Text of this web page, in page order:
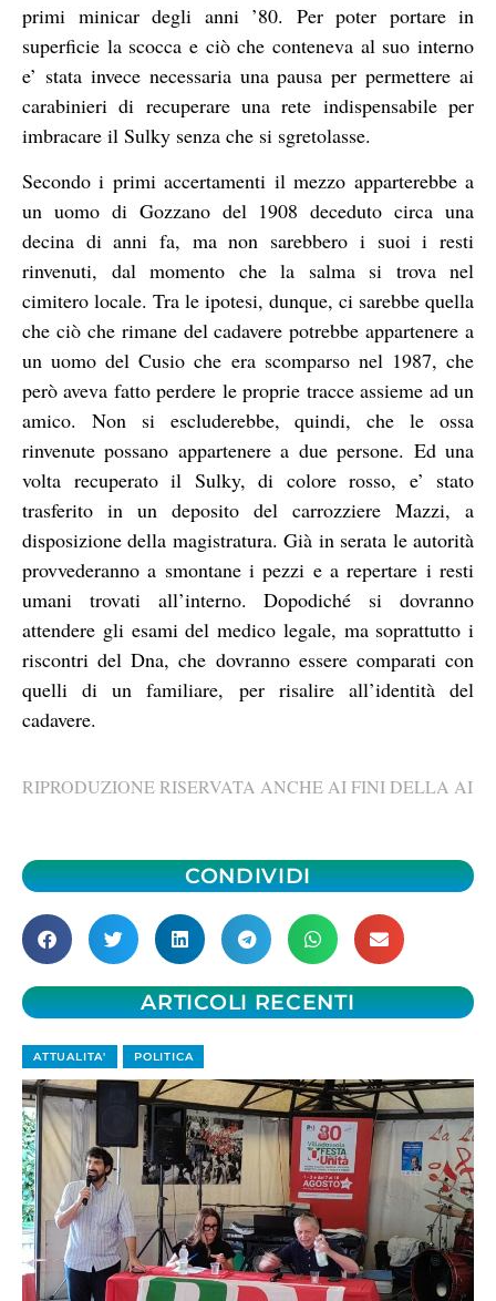
primi minicar degli anni ’80. Per poter portare in
superficie la scocca e ciò che conteneva al suo interno
e’ stata invece necessaria una pausa per permettere ai
carabinieri di recuperare una rete indispensabile per
imbracare il Sulky senza che si sgretolasse.
Secondo i primi accertamenti il mezzo apparterebbe a
un uomo di Gozzano del 1908 deceduto circa una
decina di anni fa, ma non sarebbero i suoi i resti
rinvenuti, dal momento che la salma si trova nel
cimitero locale. Tra le ipotesi, dunque, ci sarebbe quella
che ciò che rimane del cadavere potrebbe appartenere a
un uomo del Cusio che era scomparso nel 1987, che
però aveva fatto perdere le proprie tracce assieme ad un
amico. Non si escluderebbe, quindi, che le ossa
rinvenute possano appartenere a due persone. Ed una
volta recuperato il Sulky, di colore rosso, e’ stato
trasferito in un deposito del carrozziere Mazzi, a
disposizione della magistratura. Già in serata le autorità
provvederanno a smontane i pezzi e a repertare i resti
umani trovati all’interno. Dopodiché si dovranno
attendere gli esami del medico legale, ma soprattutto i
riscontri del Dna, che dovranno essere comparati con
quelli di un familiare, per risalire all’identità del
cadavere.
RIPRODUZIONE RISERVATA ANCHE AI FINI DELLA AI
CONDIVIDI
ARTICOLI RECENTI
ATTUALITA' POLITICA